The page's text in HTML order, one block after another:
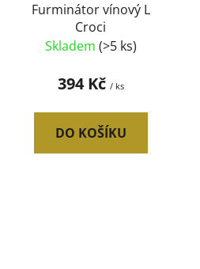
Furminátor vínový L
Croci
Skladem (>5 ks)
394 Kč / ks
DO KOŠÍKU